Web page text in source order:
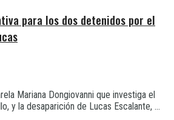
para los dos detenidos por el
Mariana Dongiovanni que investiga el
y la desaparición de Lucas Escalante, ...